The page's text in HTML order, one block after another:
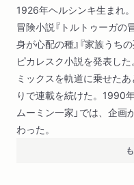
1926年ヘルシンキ生まれ
冒険小説『トルトゥーガの
身が心配の種』『家族うち
ピカレスク小説を発表し
ミックスを軌道に乗せた
りで連載を続けた。1990
ムーミン一家」では、企
わった。